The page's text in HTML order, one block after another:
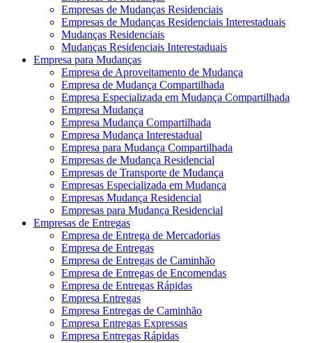
Empresas de Mudanças Residenciais
Empresas de Mudanças Residenciais Interestaduais
Mudanças Residenciais
Mudanças Residenciais Interestaduais
Empresa para Mudanças
Empresa de Aproveitamento de Mudança
Empresa de Mudança Compartilhada
Empresa Especializada em Mudança Compartilhada
Empresa Mudança
Empresa Mudança Compartilhada
Empresa Mudança Interestadual
Empresa para Mudança Compartilhada
Empresas de Mudança Residencial
Empresas de Transporte de Mudança
Empresas Especializada em Mudança
Empresas Mudança Residencial
Empresas para Mudança Residencial
Empresas de Entregas
Empresa de Entrega de Mercadorias
Empresa de Entregas
Empresa de Entregas de Caminhão
Empresa de Entregas de Encomendas
Empresa de Entregas Rápidas
Empresa Entregas
Empresa Entregas de Caminhão
Empresa Entregas Expressas
Empresa Entregas Rápidas